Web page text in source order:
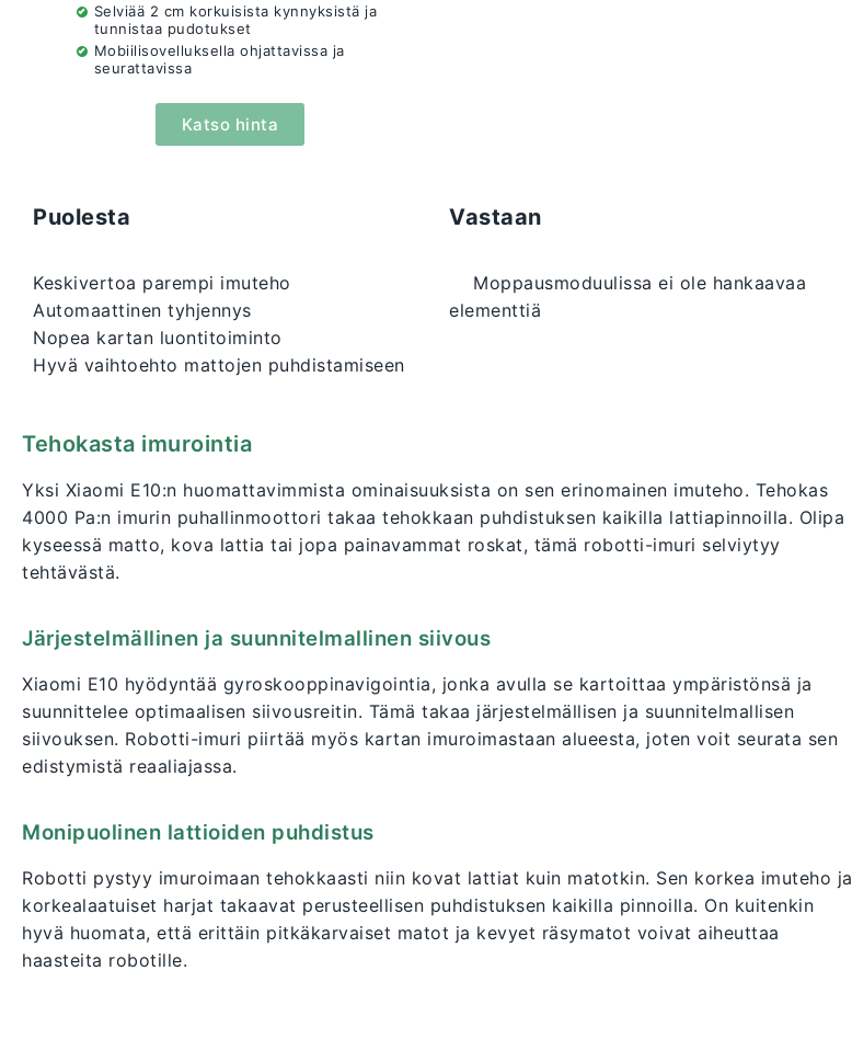
Selviää 2 cm korkuisista kynnyksistä ja
tunnistaa pudotukset
Mobiilisovelluksella ohjattavissa ja
seurattavissa
Katso hinta
Puolesta
Keskivertoa parempi imuteho
Automaattinen tyhjennys
Nopea kartan luontitoiminto
Hyvä vaihtoehto mattojen puhdistamiseen
Vastaan
Moppausmoduulissa ei ole hankaavaa
elementtiä
Tehokasta imurointia
Yksi Xiaomi E10:n huomattavimmista ominaisuuksista on sen erinomainen imuteho. Tehokas
4000 Pa:n imurin puhallinmoottori takaa tehokkaan puhdistuksen kaikilla lattiapinnoilla. Olipa
kyseessä matto, kova lattia tai jopa painavammat roskat, tämä robotti-imuri selviytyy
tehtävästä.
Järjestelmällinen ja suunnitelmallinen siivous
Xiaomi E10 hyödyntää gyroskooppinavigointia, jonka avulla se kartoittaa ympäristönsä ja
suunnittelee optimaalisen siivousreitin. Tämä takaa järjestelmällisen ja suunnitelmallisen
siivouksen. Robotti-imuri piirtää myös kartan imuroimastaan alueesta, joten voit seurata sen
edistymistä reaaliajassa.
Monipuolinen lattioiden puhdistus
Robotti pystyy imuroimaan tehokkaasti niin kovat lattiat kuin matotkin. Sen korkea imuteho ja
korkealaatuiset harjat takaavat perusteellisen puhdistuksen kaikilla pinnoilla. On kuitenkin
hyvä huomata, että erittäin pitkäkarvaiset matot ja kevyet räsymatot voivat aiheuttaa
haasteita robotille.